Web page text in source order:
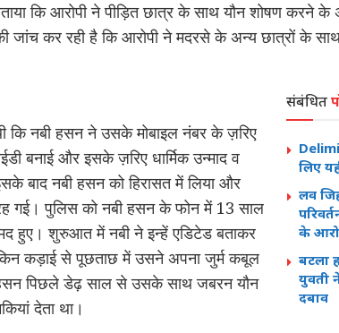
कि आरोपी ने पीड़ित छात्र के साथ यौन शोषण करने के
कर रही है कि आरोपी ने मदरसे के अन्य छात्रों के साथ
संबंधित
लिए
लव
के
बटला
युवती
दबाव
कि नबी हसन ने उसके मोबाइल नंबर के ज़रिए
बनाई और इसके ज़रिए धार्मिक उन्माद व
बाद नबी हसन को हिरासत में लिया और
गई। पुलिस को नबी हसन के फोन में 13 साल
हुए। शुरुआत में नबी ने इन्हें एडिटेड बताकर
कड़ाई से पूछताछ में उसने अपना जुर्म कबूल
पिछले डेढ़ साल से उसके साथ जबरन यौन
देता था।